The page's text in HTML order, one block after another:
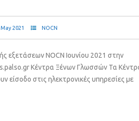
2021 NOCN
εξετάσεων NOCN Ιουνίου 2021 στην
Κέντρα Ξένων Γλωσσών Τα
είσοδο στις ηλεκτρονικές υπηρεσίες με